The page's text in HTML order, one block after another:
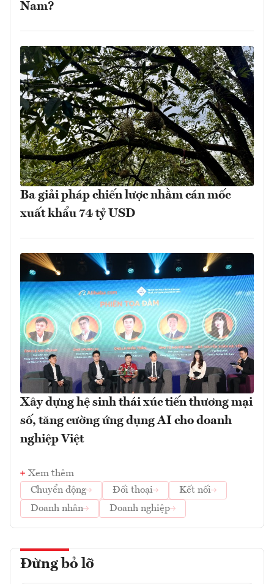
Nam?
Ba giải pháp chiến lược nhằm cán mốc
xuất khẩu 74 tỷ USD
Xây dựng hệ sinh thái xúc tiến thương mại
số, tăng cường ứng dụng AI cho doanh
nghiệp Việt
Xem thêm
Chuyển động
Đối thoại
Kết nối
Doanh nhân
Doanh nghiệp
Đừng bỏ lỡ